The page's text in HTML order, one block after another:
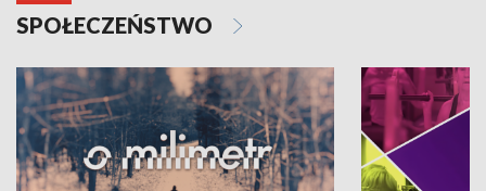
SPOŁECZEŃSTWO